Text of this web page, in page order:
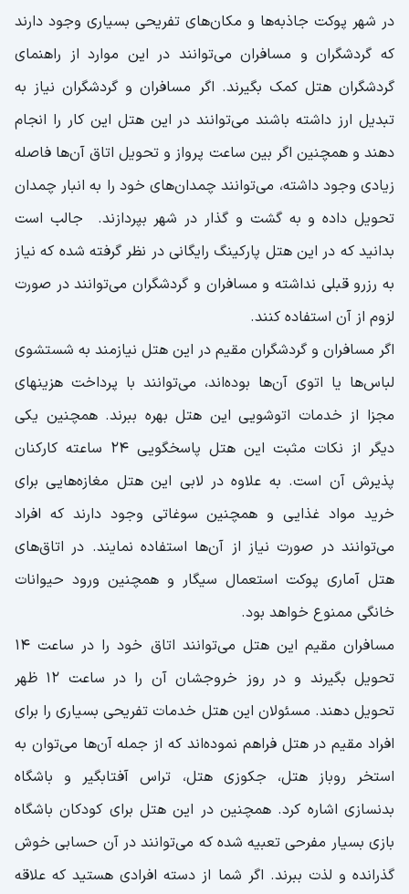
در شهر پوکت جاذبه‌ها و مکان‌های تفریحی بسیاری وجود دارند
که گردشگران و مسافران می‌توانند در این موارد از راهنمای
گردشگران هتل کمک بگیرند. اگر مسافران و گردشگران نیاز به
تبدیل ارز داشته باشند می‌توانند در این هتل این کار را انجام
دهند و همچنین اگر بین ساعت پرواز و تحویل اتاق آن‌ها فاصله
زیادی وجود داشته، می‌توانند چمدان‌های خود را به انبار چمدان
تحویل داده و به گشت و گذار در شهر بپردازند. جالب است
بدانید که در این هتل پارکینگ رایگانی در نظر گرفته شده که نیاز
به رزرو قبلی نداشته و مسافران و گردشگران می‌توانند در صورت
لزوم از آن استفاده کنند.
اگر مسافران و گردشگران مقیم در این هتل نیازمند به شستشوی
لباس‌ها یا اتوی آن‌ها بوده‌اند، می‌توانند با پرداخت هزینهای
مجزا از خدمات اتوشویی این هتل بهره ببرند. همچنین یکی
دیگر از نکات مثبت این هتل پاسخگویی ۲۴ ساعته کارکنان
پذیرش آن است. به علاوه در لابی این هتل مغازه‌هایی برای
خرید مواد غذایی و همچنین سوغاتی وجود دارند که افراد
می‌توانند در صورت نیاز از آن‌ها استفاده نمایند. در اتاق‌های
هتل آماری پوکت استعمال سیگار و همچنین ورود حیوانات
خانگی ممنوع خواهد بود.
مسافران مقیم این هتل می‌توانند اتاق خود را در ساعت ۱۴
تحویل بگیرند و در روز خروجشان آن را در ساعت ۱۲ ظهر
تحویل دهند. مسئولان این هتل خدمات تفریحی بسیاری را برای
افراد مقیم در هتل فراهم نموده‌اند که از جمله آن‌ها می‌توان به
استخر روباز هتل، جکوزی هتل، تراس آفتابگیر و باشگاه
بدنسازی اشاره کرد. همچنین در این هتل برای کودکان باشگاه
بازی بسیار مفرحی تعبیه شده که می‌توانند در آن حسابی خوش
گذرانده و لذت ببرند. اگر شما از دسته افرادی هستید که علاقه